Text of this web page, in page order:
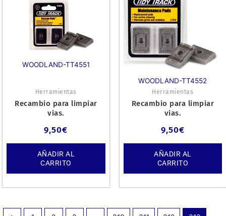
WOODLAND-TT4551
Herramientas
Recambio para limpiar
vias.
9,50€
AÑADIR AL
CARRITO
WOODLAND-TT4552
Herramientas
Recambio para limpiar
vias.
9,50€
AÑADIR AL
CARRITO